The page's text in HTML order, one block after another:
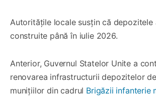
Autoritățile locale susțin că depozitele
construite până în iulie 2026.
Anterior, Guvernul Statelor Unite a
renovarea infrastructurii depozitelor
munițiilor din cadrul Brigăzii infanterie